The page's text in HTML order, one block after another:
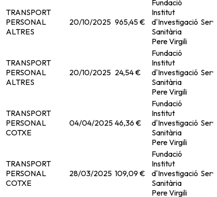
TRANSPORT
PERSONAL
ALTRES
20/10/2025 965,45 €
Fundació
Institut
d'Investigació
Sanitària
Pere Virgili
TRANSPORT
PERSONAL
ALTRES
20/10/2025 24,54 €
Fundació
Institut
d'Investigació
Sanitària
Pere Virgili
TRANSPORT
PERSONAL
COTXE
04/04/2025 46,36 €
Fundació
Institut
d'Investigació
Sanitària
Pere Virgili
TRANSPORT
PERSONAL
COTXE
28/03/2025 109,09 €
Fundació
Institut
d'Investigació
Sanitària
Pere Virgili